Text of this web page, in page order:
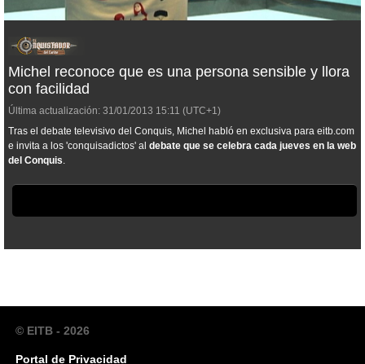
Michel reconoce que es una persona sensible y llora
con facilidad
Última actualización: 31/01/2013 15:11 (UTC+1)
Tras el debate televisivo del Conquis, Michel habló en exclusiva para eitb.com
e invita a los 'conquisadictos' al debate que se celebra cada jueves en la web
del Conquis.
© EITB - 2026
Portal de Privacidad